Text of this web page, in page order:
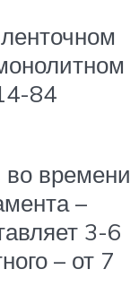
84
во времени
–
3-6
– от 7